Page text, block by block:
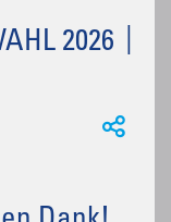
2026